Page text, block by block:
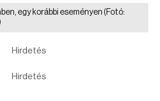
egy korábbi eseményen (Fotó:
Hirdetés
Hirdetés